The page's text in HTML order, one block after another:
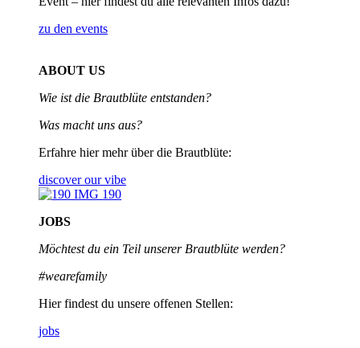
zu den events
ABOUT US
Wie ist die Brautblüte entstanden?
Was macht uns aus?
Erfahre hier mehr über die Brautblüte:
discover our vibe
JOBS
Möchtest du ein Teil unsererBrautblüte werden?
#wearefamily
Hier findest du unsere offenen Stellen:
jobs